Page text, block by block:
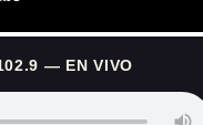
— EN VIVO